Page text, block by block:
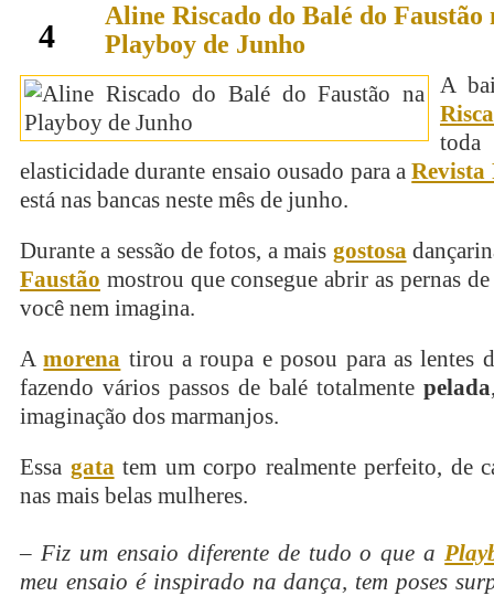
4
Aline Riscado do Balé do Faustão
Playboy de Junho
A
elasticidade durante ensaio ousado para aRevista
está nas bancas neste mês de junho.
Durante a sessão de fotos, a mais gostosa
Faustão mostrou que consegue abrir as pernas
você nem imagina.
Amorena tirou a roupa e posou para as lentes
fazendo vários passos de balé totalmente pelada
imaginação dos marmanjos.
Essa gatatem um corpo realmente perfeito, de
nas mais belas mulheres.
– Fiz um ensaio diferente de tudo o que a
meu ensaio é inspirado na dança, tem poses